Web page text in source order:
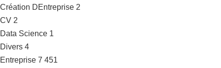
Création DEntreprise 2
CV 2
Data Science 1
Divers 4
Entreprise 7 451